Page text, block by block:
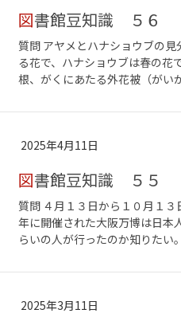
図書館豆知識 ５６
質問 アヤメとハナショウブの
る花で、ハナショウブは春の花
根、がくにあたる外花被（が
2025年4月11日
図書館豆知識 ５５
質問 ４月１３日から１０月１
年に開催された大阪万博は日本
らいの人が行ったのか知りた
2025年3月11日